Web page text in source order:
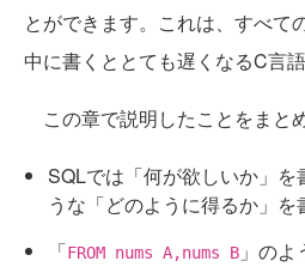
とができます。これは、すべて
中に書くととても遅くなるC言
この章で説明したことをまとめ
SQLでは「何が欲しいか」を
うな「どのように得るか」を
「FROM nums A,nums B 」の